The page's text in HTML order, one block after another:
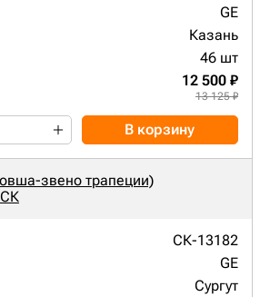
GE
Казань
46 шт
12 500 ₽
13 125 ₽
В корзину
звено трапеции)
СК-13182
GE
Сургут